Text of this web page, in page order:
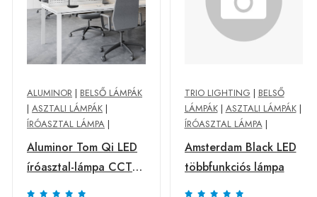
ALUMINOR | BELSŐ LÁMPÁK
| ASZTALI LÁMPÁK |
ÍRÓASZTAL LÁMPA |
Aluminor Tom Qi LED
íróasztal-lámpa CCT
fekete
TRIO LIGHTING | BELSŐ
LÁMPÁK| ASZTALI LÁMPÁK|
ÍRÓASZTAL LÁMPA|
Amsterdam Black LED
többfunkciós lámpa